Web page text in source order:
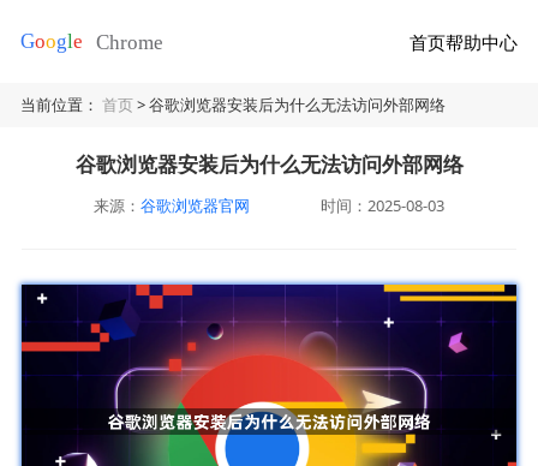
首页帮助中心
当前位置：首页> 谷歌浏览器安装后为什么无法访问外部网络
谷歌浏览器安装后为什么无法访问外部网络
来源： 谷歌浏览器官网 时间：2025-08-03